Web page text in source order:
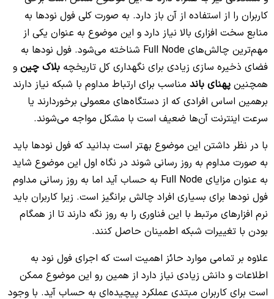
کاربران را از استفاده از آن باز دارد. به صورت کلی فول نودها به
منابع سخت افزاری بالا نیاز دارد و این موضوع به عنوان یکی از
مهم‌ترین چالش‌های Full Node شناخته می‌شود. فول نودها به
فضای ذخیره سازی زیادی برای نگهداری کل تاریخچه بلاک چین و
همچنین پهنای باند مناسب برای ارتباط مداوم با شبکه نیاز دارند
برهمین اساس افرادی که از دستگاه‌های معمولی برخوردارند یا
سرعت اینترنت آن‌ها ضعیف است با مشکل مواجه می‌شوند.
با در نظر داشتن این موضوع بهتر است بدانید که فول نودها باید
به صورت مداوم به روز رسانی شوند در نگاه اول این موضوع شاید
به عنوان مزایای Full Node به حساب آید اما به روز رسانی مداوم
فول نودها برای بسیاری افراد چالش برانگیز است. زیرا کاربران باید
نرم افزارهای مرتبط با این فناوری را به روز نگه دارند تا از همگام
بودن با تغییرات شبکه اطمینان حاصل کنند.
علاوه بر تمامی موارد حائز اهمیت است که اجرای فول نود به
اطلاعات و دانش زیادی نیاز دارد از همین رو این موضوع ممکن
است برای کاربران مبتدی عملکرد پیچیده‌‌ای به حساب آید. با وجود